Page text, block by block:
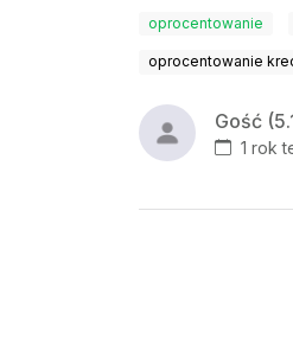
oprocentowanie
oprocentowanie
Gość
1 rok